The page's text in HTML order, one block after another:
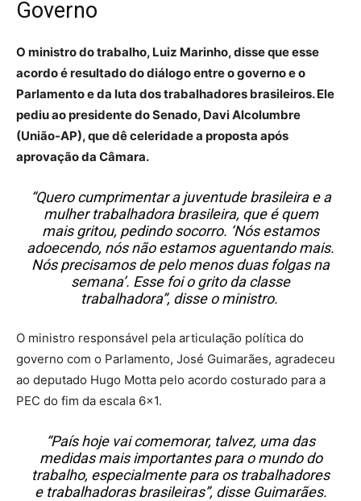
Governo
O ministro do trabalho, Luiz Marinho, disse que esse
acordo é resultado do diálogo entre o governo e o
Parlamento e da luta dos trabalhadores brasileiros. Ele
pediu ao presidente do Senado, Davi Alcolumbre
(União-AP), que dê celeridade a proposta após
aprovação da Câmara.
“Quero cumprimentar a juventude brasileira e a
mulher trabalhadora brasileira, que é quem
mais gritou, pedindo socorro. ‘Nós estamos
adoecendo, nós não estamos aguentando mais.
Nós precisamos de pelo menos duas folgas na
semana’. Esse foi o grito da classe
trabalhadora”, disse o ministro.
O ministro responsável pela articulação política do
governo com o Parlamento, José Guimarães, agradeceu
ao deputado Hugo Motta pelo acordo costurado para a
PEC do fim da escala 6×1.
“País hoje vai comemorar, talvez, uma das
medidas mais importantes para o mundo do
trabalho, especialmente para os trabalhadores
e trabalhadoras brasileiras”, disse Guimarães.